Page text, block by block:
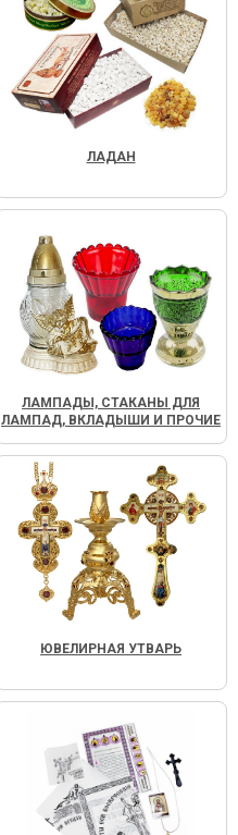
ЛАДАН
ЛАМПАДЫ, СТАКАНЫ ДЛЯ
ЛАМПАД, ВКЛАДЫШИ И ПРОЧИЕ
ЮВЕЛИРНАЯ УТВАРЬ